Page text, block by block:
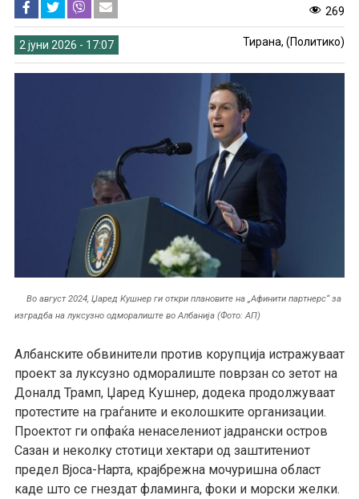
269
2 јуни 2026 - 17:07 Тирана, (Политико)
Во август 2024, Џаред Кушнер ги откри плановите на „Афинити партнерс“ за
изградба на луксузно одморалиште во Албанија (Фото: АП)
Албанските обвинители против корупција истражуваат
проект за луксузно одморалиште поврзан со зетот на
Доналд Трамп, Џаред Кушнер, додека продолжуваат
протестите на граѓаните и еколошките организации.
Проектот ги опфаќа ненаселениот јадрански остров
Сазан и неколку стотици хектари од заштитениот
предел Вјоса-Нарта, крајбрежна мочуришна област
каде што се гнездат фламинга, фоки и морски желки.